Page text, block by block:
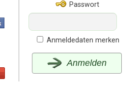
Passwort
Anmeldedaten merken
Anmelden